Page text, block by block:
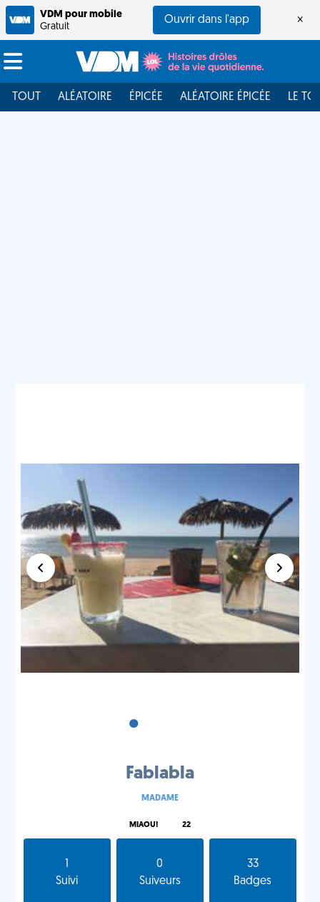
VDM pour mobile
Gratuit
Ouvrir dans l'app ×
TOUT ALÉATOIRE ÉPICÉE ALÉATOIRE ÉPICÉE LE
•
Fablabla
MADAME
MIAOU! 22
Suivi
0
Suiveurs
33
Badges